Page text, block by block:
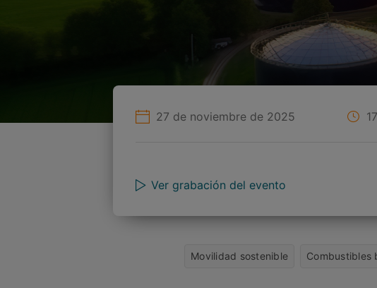
27 de noviembre de 2025
Ver grabación del evento
Movilidad sostenible Combustibles